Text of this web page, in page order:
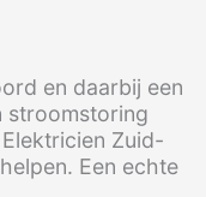
en daarbij een
stroomstoring
Zuid-
Een echte